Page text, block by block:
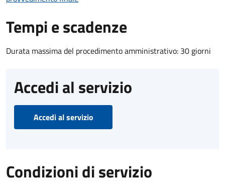
Tempi e scadenze
Durata massima del procedimento amministrativo: 30 giorni
Accedi al servizio
Accedi al servizio
Condizioni di servizio